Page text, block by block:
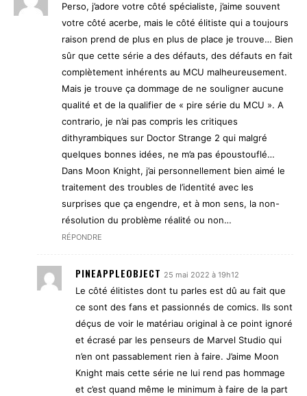
Perso, j’adore votre côté spécialiste, j’aime souvent
votre côté acerbe, mais le côté élitiste qui a toujours
raison prend de plus en plus de place je trouve… Bien
sûr que cette série a des défauts, des défauts en fait
complètement inhérents au MCU malheureusement.
Mais je trouve ça dommage de ne souligner aucune
qualité et de la qualifier de « pire série du MCU ». A
contrario, je n’ai pas compris les critiques
dithyrambiques sur Doctor Strange 2 qui malgré
quelques bonnes idées, ne m’a pas époustouflé…
Dans Moon Knight, j’ai personnellement bien aimé le
traitement des troubles de l’identité avec les
surprises que ça engendre, et à mon sens, la non-
résolution du problème réalité ou non…
RÉPONDRE
PINEAPPLEOBJECT 25 mai 2022 à 19h12
Le côté élitistes dont tu parles est dû au fait que
ce sont des fans et passionnés de comics. Ils sont
déçus de voir le matériau original à ce point ignoré
et écrasé par les penseurs de Marvel Studio qui
n’en ont passablement rien à faire. J’aime Moon
Knight mais cette série ne lui rend pas hommage
et c’est quand même le minimum à faire de la part